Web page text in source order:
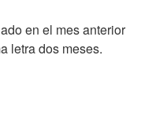
en el mes anterior
letra dos meses.